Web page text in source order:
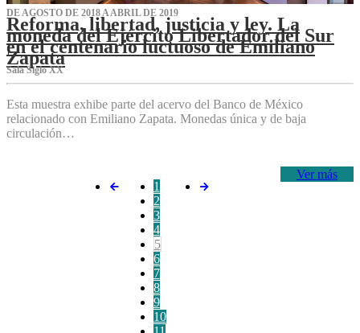
DE AGOSTO DE 2018 A ABRIL DE 2019
Reforma, libertad, justicia y ley. La
moneda del Ejército Libertador del Sur
en el centenario luctuoso de Emiliano
Zapata
Sala Siglo XX
Esta muestra exhibe parte del acervo del Banco de México
relacionado con Emiliano Zapata. Monedas única y de baja
circulación…
Ver más
1
2
3
4
5
6
7
8
9
10